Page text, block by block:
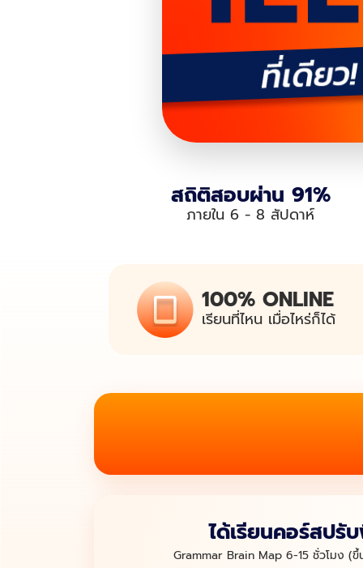
สถิติสอบผ่าน 91%
ภายใน 6 - 8 สัปดาห์
100% ONLINE
เรียนที่ไหน เมื่อไหร่ก็ได้
ได้เรียนคอร์สปรั
Grammar Brain Map 6-15 ชั่วโมง (ขึ้